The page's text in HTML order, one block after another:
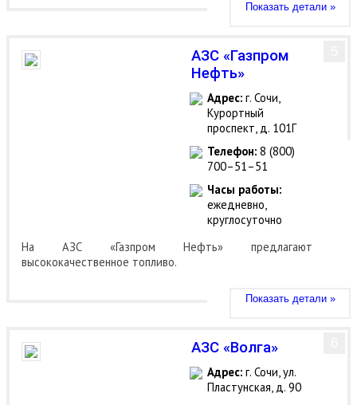
Показать детали »
АЗС «Газпром
Нефть»
Адрес: г. Сочи,
Курортный
проспект, д. 101Г
Телефон: 8 (800)
700–51–51
Часы работы:
ежедневно,
круглосуточно
На АЗС «Газпром Нефть» предлагают
высококачественное топливо.
Показать детали »
АЗС «Волга»
Адрес: г. Сочи, ул.
Пластунская, д. 90